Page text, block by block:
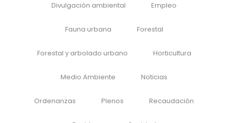
Divulgación ambiental Empleo
Fauna urbana Forestal
Forestal y arbolado urbano Horticultura
Medio Ambiente Noticias
Ordenanzas Plenos Recaudación